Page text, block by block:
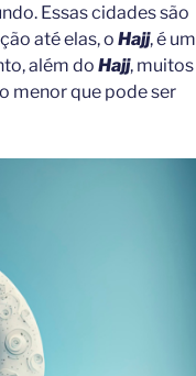
Essas cidades são
até elas, o Hajj, é um
além do Hajj, muitos
menor que pode ser